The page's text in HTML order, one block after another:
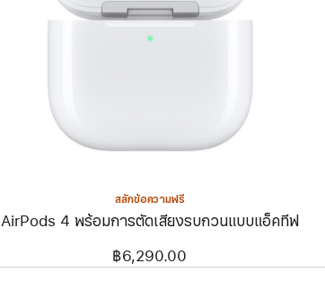
สลักข้อความฟรี
AirPods 4 พร้อมการตัดเสียงรบกวนแบบแอ็คทีฟ
฿6,290.00